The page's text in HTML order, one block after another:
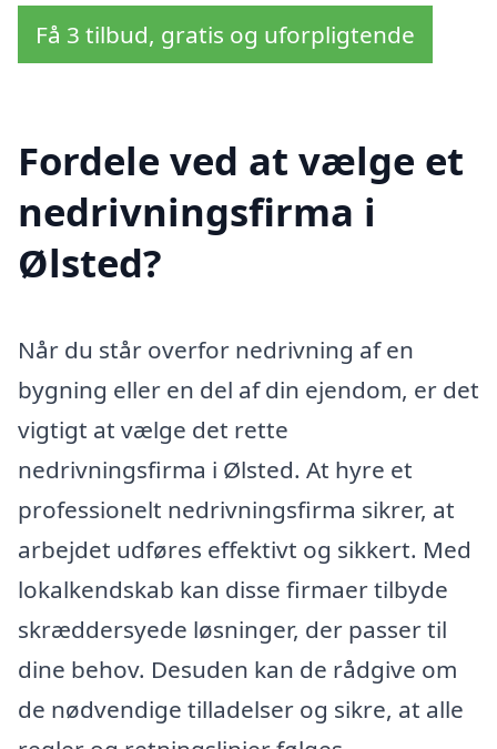
Få 3 tilbud, gratis og uforpligtende
Fordele ved at vælge et
nedrivningsfirma i
Ølsted?
Når du står overfor nedrivning af en
bygning eller en del af din ejendom, er det
vigtigt at vælge det rette
nedrivningsfirma i Ølsted. At hyre et
professionelt nedrivningsfirma sikrer, at
arbejdet udføres effektivt og sikkert. Med
lokalkendskab kan disse firmaer tilbyde
skræddersyede løsninger, der passer til
dine behov. Desuden kan de rådgive om
de nødvendige tilladelser og sikre, at alle